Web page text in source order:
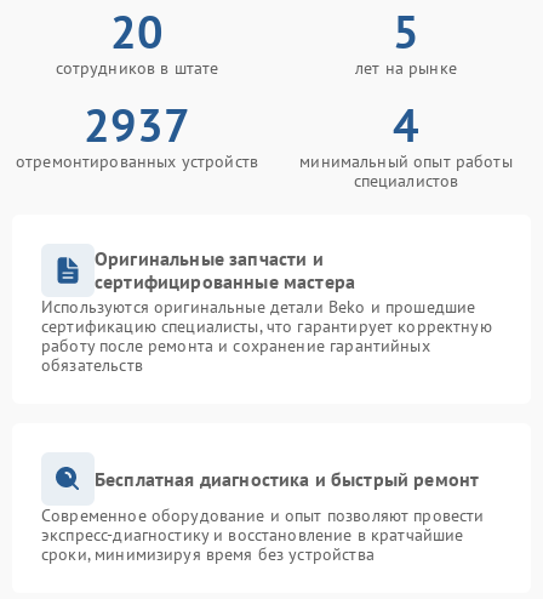
20
сотрудников в штате
5
лет на рынке
2937
отремонтированных устройств
4
минимальный опыт работы
специалистов
Оригинальные запчасти и
сертифицированные мастера
Используются оригинальные детали Beko и прошедшие
сертификацию специалисты, что гарантирует корректную
работу после ремонта и сохранение гарантийных
обязательств
Бесплатная диагностика и быстрый ремонт
Современное оборудование и опыт позволяют провести
экспресс-диагностику и восстановление в кратчайшие
сроки, минимизируя время без устройства